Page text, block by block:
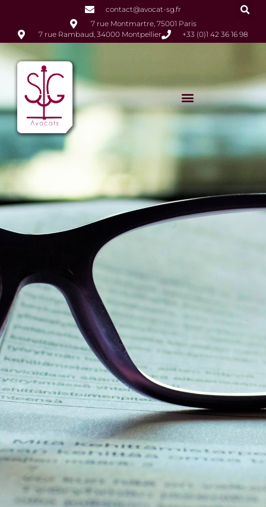
7 rue Montmartre, 75001 Paris
7 rue Rambaud, 34000 Montpellier
+33 (0)1 42 36 16 98
contact@avocat-sg.fr